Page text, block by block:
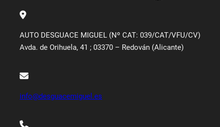
AUTO DESGUACE MIGUEL (Nº CAT: 039/CAT/VFU/CV)
Avda. de Orihuela, 41 ; 03370 – Redován (Alicante)
info@desguacemiguel.es